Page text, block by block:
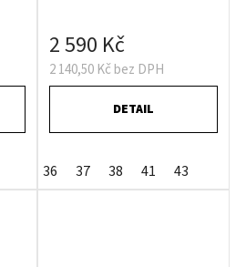
2 140,50 Kč bez DPH
2 590 Kč
DETAIL
36 37 38 41 43